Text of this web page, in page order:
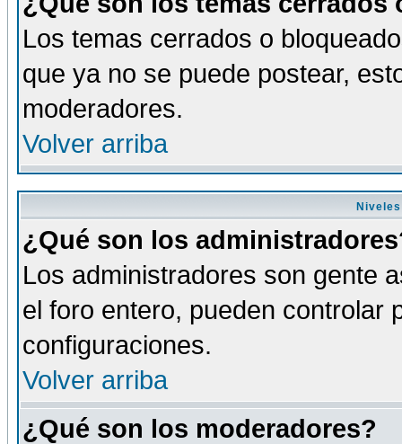
Los temas cerrados o
que ya no se puede postear,
moderadores.
Volver arriba
¿Qué son los
Los administradores son gente
el foro entero, pueden controlar
configuraciones.
Volver arriba
¿Qué son los moderadores?